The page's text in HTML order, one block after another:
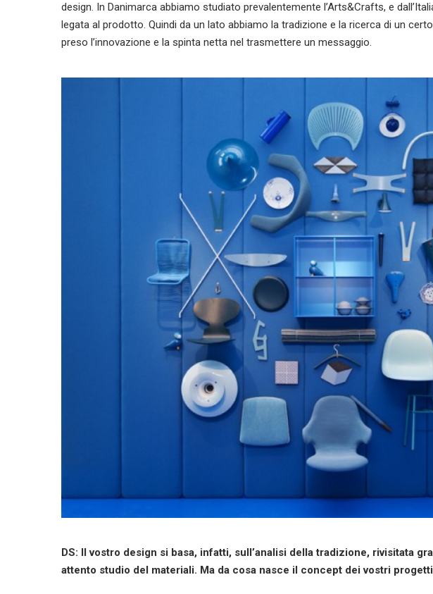
design. In Danimarca abbiamo studiato prevalentemente l’Arts&Crafts, e
legata al prodotto. Quindi da un lato abbiamo la tradizione e la ricerca di un
preso l’innovazione e la spinta netta nel trasmettere un messaggio.
DS: Il vostro design si basa, infatti, sull’analisi della tradizione, rivisitata
attento studio del materiali. Ma da cosa nasce il concept dei vostri